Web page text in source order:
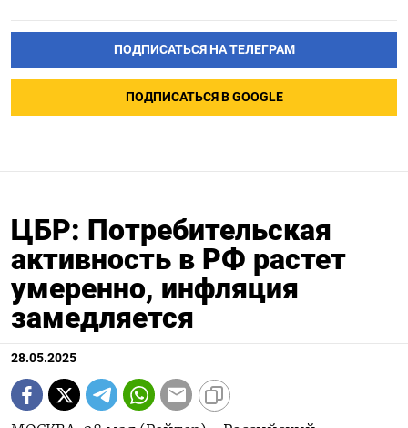
ПОДПИСАТЬСЯ НА ТЕЛЕГРАМ
ПОДПИСАТЬСЯ В GOOGLE
ЦБР: Потребительская
активность в РФ растет
умеренно, инфляция
замедляется
28.05.2025